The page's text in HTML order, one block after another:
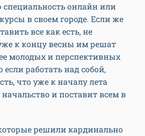
специальность онлайн или
в своем городе. Если же
все как есть, не
к концу весны им решат
молодых и перспективных
работать над собой,
что уже к началу лета
и поставит всем в
решили кардинально